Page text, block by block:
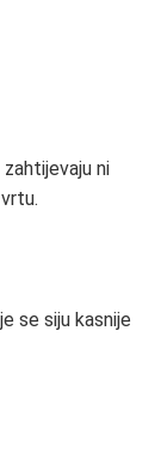
ni
se siju kasnije